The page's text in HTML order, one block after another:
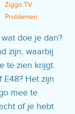
Ziggo TV
Problemen
doe je dan?
zijn, waarbij
te zien krijgt.
E48? Het zijn
mee te
of je hebt